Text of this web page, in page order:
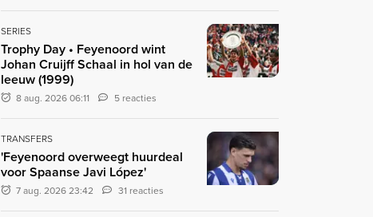
SERIES
Trophy Day • Feyenoord wint
Johan Cruijff Schaal in hol van de
leeuw (1999)
8 aug. 2026 06:11 5 reacties
TRANSFERS
'Feyenoord overweegt huurdeal
voor Spaanse Javi López'
7 aug. 2026 23:42 31 reacties